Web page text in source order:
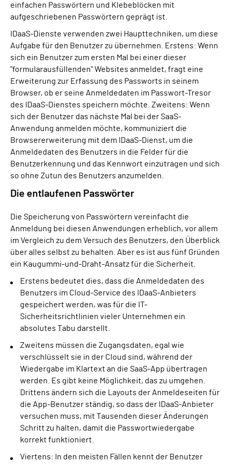
einfachen Passwörtern und Klebeblöcken mit
aufgeschriebenen Passwörtern geprägt ist.
IDaaS-Dienste verwenden zwei Haupttechniken, um diese
Aufgabe für den Benutzer zu übernehmen. Erstens: Wenn
sich ein Benutzer zum ersten Mal bei einer dieser
"formularausfüllenden" Websites anmeldet, fragt eine
Erweiterung zur Erfassung des Passworts in seinem
Browser, ob er seine Anmeldedaten im Passwort-Tresor
des IDaaS-Dienstes speichern möchte. Zweitens: Wenn
sich der Benutzer das nächste Mal bei der SaaS-
Anwendung anmelden möchte, kommuniziert die
Browsererweiterung mit dem IDaaS-Dienst, um die
Anmeldedaten des Benutzers in die Felder für die
Benutzerkennung und das Kennwort einzutragen und sich
so ohne Zutun des Benutzers anzumelden.
Die entlaufenen Passwörter
Die Speicherung von Passwörtern vereinfacht die
Anmeldung bei diesen Anwendungen erheblich, vor allem
im Vergleich zu dem Versuch des Benutzers, den Überblick
über alles selbst zu behalten. Aber es ist aus fünf Gründen
ein Kaugummi-und-Draht-Ansatz für die Sicherheit.
Erstens bedeutet dies, dass die Anmeldedaten des
Benutzers im Cloud-Service des IDaaS-Anbieters
gespeichert werden, was für die IT-
Sicherheitsrichtlinien vieler Unternehmen ein
absolutes Tabu darstellt.
Zweitens müssen die Zugangsdaten, egal wie
verschlüsselt sie in der Cloud sind, während der
Wiedergabe im Klartext an die SaaS-App übertragen
werden. Es gibt keine Möglichkeit, das zu umgehen.
Drittens ändern sich die Layouts der Anmeldeseiten für
die App-Benutzer ständig, so dass der IDaaS-Anbieter
versuchen muss, mit Tausenden dieser Änderungen
Schritt zu halten, damit die Passwortwiedergabe
korrekt funktioniert.
Viertens: In den meisten Fällen kennt der Benutzer